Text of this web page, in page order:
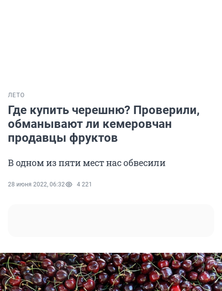
ЛЕТО
Где купить черешню? Проверили,
обманывают ли кемеровчан
продавцы фруктов
В одном из пяти мест нас обвесили
28 июня 2022, 06:32 4 221